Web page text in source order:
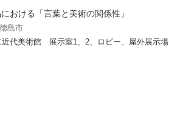
おける「言葉と美術の関係性」
徳島市
近代美術館 展示室1、2、ロビー、屋外展示場